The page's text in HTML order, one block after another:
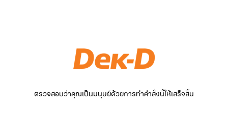
ตรวจสอบว่าคุณเป็นมนุษย์ด้วยการทำคำสั่งนี้ให้เสร็จสิ้น